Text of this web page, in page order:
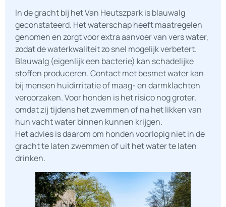
In de gracht bij het Van Heutszpark is blauwalg
geconstateerd. Het waterschap heeft maatregelen
genomen en zorgt voor extra aanvoer van vers water,
zodat de waterkwaliteit zo snel mogelijk verbetert.
Blauwalg (eigenlijk een bacterie) kan schadelijke
stoffen produceren. Contact met besmet water kan
bij mensen huidirritatie of maag- en darmklachten
veroorzaken. Voor honden is het risico nog groter,
omdat zij tijdens het zwemmen of na het likken van
hun vacht water binnen kunnen krijgen.
Het advies is daarom om honden voorlopig niet in de
gracht te laten zwemmen of uit het water te laten
drinken.